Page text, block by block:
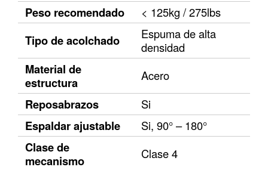
Peso recomendado < 125kg / 275lbs
Tipo de acolchado
Espuma de alta
densidad
Material de
estructura
Acero
Reposabrazos Si
Espaldar ajustable Si, 90° – 180°
Clase de
mecanismo
Clase 4